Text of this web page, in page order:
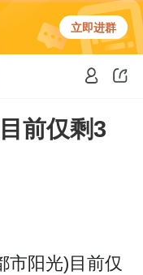
立即进群
前仅剩3
市阳光)目前仅